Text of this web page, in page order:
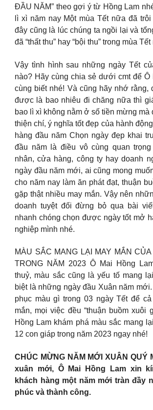
ĐẦU NĂM” theo gợi ý từ Hồng Lam
lì xì năm nay Một mùa Tết nữa đã
đây cũng là lúc chúng ta ngồi lại và
đã “thất thu” hay “bội thu” trong mùa Tết
Vậy tình hình sau những ngày Tết
nào? Hãy cùng chia sẻ dưới cmt để Ô
cùng biết nhé! Và cũng hãy nhớ rằng,
được là bao nhiêu đi chăng nữa thì
bao lì xì không nằm ở số tiền mừng mà
thiện chí, ý nghĩa tốt đẹp của hành
hàng đầu năm Chọn ngày đẹp khai
đầu năm là điều vô cùng quan
nhân, cửa hàng, công ty hay doanh
ngày đầu năm mới, ai cũng mong
cho năm nay làm ăn phát đạt, thuận
gặp thật nhiều may mắn. Vậy nên
doanh tuyệt đối đừng bỏ qua bài
nhanh chóng chọn được ngày tốt mở
nghiệp mình nhé.
MÀU SẮC MANG LẠI MAY MẮN
TRONG NĂM 2023 Ô Mai Hồng
thuỷ, màu sắc cũng là yếu tố mang
biệt là những ngày đầu Xuân năm
phục màu gì trong 03 ngày Tết để
mắn, mọi việc đều “thuận buồm xuôi
Hồng Lam khám phá màu sắc mang
12 con giáp trong năm 2023 ngay nhé!
CHÚC MỪNG NĂM MỚI XUÂN QUÝ
xuân mới, Ô Mai Hồng Lam xin
khách hàng một năm mới tràn đầy
phúc và thành công.